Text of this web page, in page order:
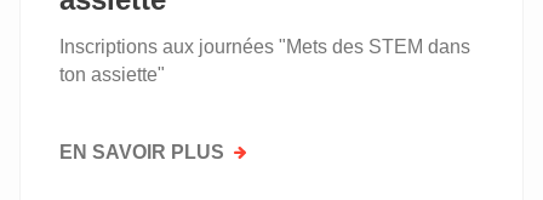
Inscriptions aux journées "Mets des STEM dans
ton assiette"
EN SAVOIR PLUS SUR